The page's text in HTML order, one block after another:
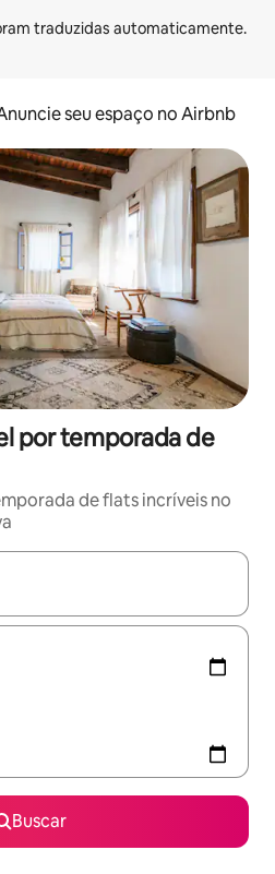
seu espaço no Airbnb
por temporada de
de flats incríveis no
disponíveis, explore-os
Buscar